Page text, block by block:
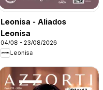
Leonisa - Aliados
Leonisa
04/08 - 23/08/2026
Leonisa